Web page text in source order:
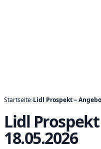
Startseite›Lidl Prospekt –
Lidl
18.05.2026